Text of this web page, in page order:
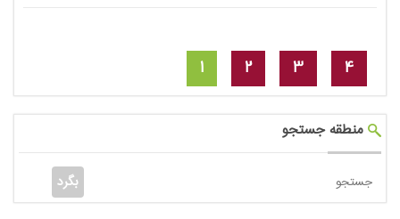
1 2 3 4
منطقه جستجو